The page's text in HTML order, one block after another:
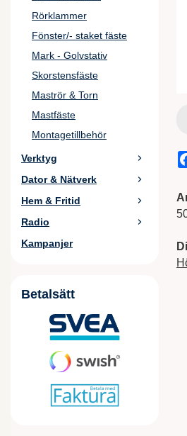
Rörklammer
Fönster/- staket fäste
Mark - Golvstativ
Skorstensfäste
Maströr & Torn
Mastfäste
Montagetillbehör
Verktyg
Dator & Nätverk
Hem & Fritid
Radio
Kampanjer
Betalsätt